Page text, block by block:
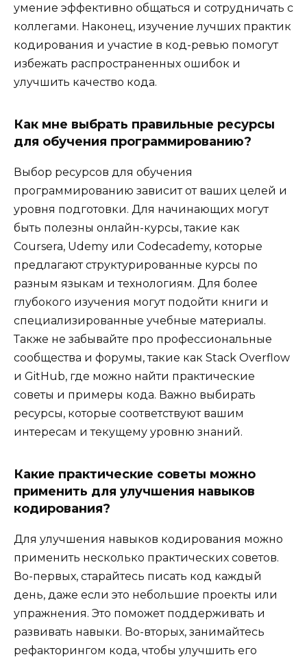
умение эффективно общаться и сотрудничать с
коллегами. Наконец, изучение лучших практик
кодирования и участие в код-ревью помогут
избежать распространенных ошибок и
улучшить качество кода.
Как мне выбрать правильные ресурсы
для обучения программированию?
Выбор ресурсов для обучения
программированию зависит от ваших целей и
уровня подготовки. Для начинающих могут
быть полезны онлайн-курсы, такие как
Coursera, Udemy или Codecademy, которые
предлагают структурированные курсы по
разным языкам и технологиям. Для более
глубокого изучения могут подойти книги и
специализированные учебные материалы.
Также не забывайте про профессиональные
сообщества и форумы, такие как Stack Overflow
и GitHub, где можно найти практические
советы и примеры кода. Важно выбирать
ресурсы, которые соответствуют вашим
интересам и текущему уровню знаний.
Какие практические советы можно
применить для улучшения навыков
кодирования?
Для улучшения навыков кодирования можно
применить несколько практических советов.
Во-первых, старайтесь писать код каждый
день, даже если это небольшие проекты или
упражнения. Это поможет поддерживать и
развивать навыки. Во-вторых, занимайтесь
рефакторингом кода, чтобы улучшить его